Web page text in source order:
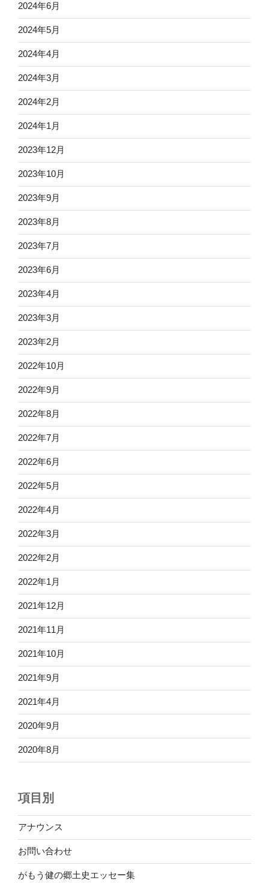
2024年6月
2024年5月
2024年4月
2024年3月
2024年2月
2024年1月
2023年12月
2023年10月
2023年9月
2023年8月
2023年7月
2023年6月
2023年4月
2023年3月
2023年2月
2022年10月
2022年9月
2022年8月
2022年7月
2022年6月
2022年5月
2022年4月
2022年3月
2022年2月
2022年1月
2021年12月
2021年11月
2021年10月
2021年9月
2021年4月
2020年9月
2020年8月
項目別
アナウンス
お問い合わせ
がもう健の郷土史エッセー集